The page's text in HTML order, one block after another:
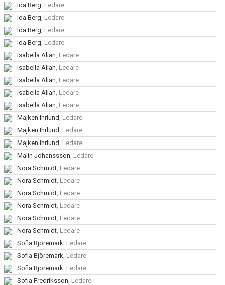
Ida Berg, Ledare
Ida Berg, Ledare
Ida Berg, Ledare
Ida Berg, Ledare
Isabella Alian, Ledare
Isabella Alian, Ledare
Isabella Alian, Ledare
Isabella Alian, Ledare
Isabella Alian, Ledare
Majken Ihrlund , Ledare
Majken Ihrlund , Ledare
Majken Ihrlund , Ledare
Malin Johanssson, Ledare
Nora Schmidt, Ledare
Nora Schmidt, Ledare
Nora Schmidt, Ledare
Nora Schmidt, Ledare
Nora Schmidt, Ledare
Nora Schmidt, Ledare
Sofia Björemark, Ledare
Sofia Björemark, Ledare
Sofia Björemark, Ledare
Sofia Fredriksson, Ledare